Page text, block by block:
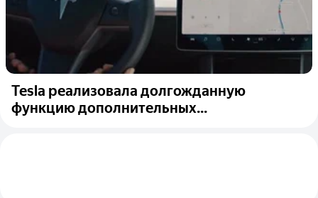
Tesla реализовала долгожданную
функцию дополнительных...